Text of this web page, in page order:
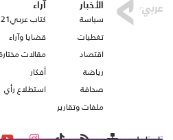
الأخبار
سياسة
تغطيات
اقتصاد
رياضة
صحافة
ملفات وتقارير
آراء
كتاب عربي21
قضايا وآراء
مقالات مختارة
أفكار
استطلاع رأي